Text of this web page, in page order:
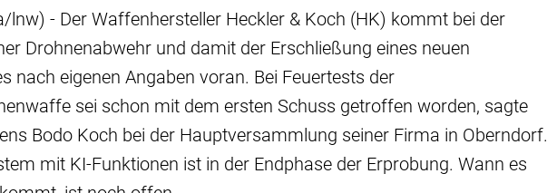
lnw) - Der Waffenhersteller Heckler & Koch (HK) kommt bei der
Drohnenabwehr und damit der Erschließung eines neuen
nach eigenen Angaben voran. Bei Feuertests der
sei schon mit dem ersten Schuss getroffen worden, sagte
Bodo Koch bei der Hauptversammlung seiner Firma in Oberndorf.
mit KI-Funktionen ist in der Endphase der Erprobung. Wann es